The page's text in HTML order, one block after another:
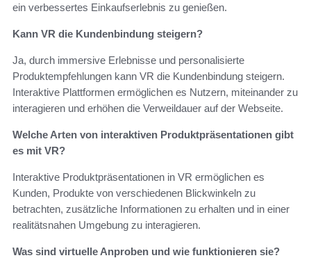
ein verbessertes Einkaufserlebnis zu genießen.
Kann VR die Kundenbindung steigern?
Ja, durch immersive Erlebnisse und personalisierte
Produktempfehlungen kann VR die Kundenbindung steigern.
Interaktive Plattformen ermöglichen es Nutzern, miteinander zu
interagieren und erhöhen die Verweildauer auf der Webseite.
Welche Arten von interaktiven Produktpräsentationen gibt
es mit VR?
Interaktive Produktpräsentationen in VR ermöglichen es
Kunden, Produkte von verschiedenen Blickwinkeln zu
betrachten, zusätzliche Informationen zu erhalten und in einer
realitätsnahen Umgebung zu interagieren.
Was sind virtuelle Anproben und wie funktionieren sie?